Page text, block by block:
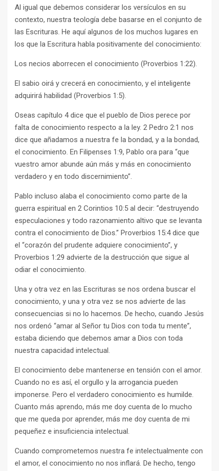
Al igual que debemos considerar los versículos en su
contexto, nuestra teología debe basarse en el conjunto de
las Escrituras. He aquí algunos de los muchos lugares en
los que la Escritura habla positivamente del conocimiento:
Los necios aborrecen el conocimiento (Proverbios 1:22).
El sabio oirá y crecerá en conocimiento, y el inteligente
adquirirá habilidad (Proverbios 1:5).
Oseas capítulo 4 dice que el pueblo de Dios perece por
falta de conocimiento respecto a la ley. 2 Pedro 2:1 nos
dice que añadamos a nuestra fe la bondad, y a la bondad,
el conocimiento. En Filipenses 1:9, Pablo ora para “que
vuestro amor abunde aún más y más en conocimiento
verdadero y en todo discernimiento”.
Pablo incluso alaba el conocimiento como parte de la
guerra espiritual en 2 Corintios 10:5 al decir: “destruyendo
especulaciones y todo razonamiento altivo que se levanta
contra el conocimiento de Dios.” Proverbios 15:4 dice que
el “corazón del prudente adquiere conocimiento”, y
Proverbios 1:29 advierte de la destrucción que sigue al
odiar el conocimiento.
Una y otra vez en las Escrituras se nos ordena buscar el
conocimiento, y una y otra vez se nos advierte de las
consecuencias si no lo hacemos. De hecho, cuando Jesús
nos ordenó “amar al Señor tu Dios con toda tu mente”,
estaba diciendo que debemos amar a Dios con toda
nuestra capacidad intelectual.
El conocimiento debe mantenerse en tensión con el amor.
Cuando no es así, el orgullo y la arrogancia pueden
imponerse. Pero el verdadero conocimiento es humilde.
Cuanto más aprendo, más me doy cuenta de lo mucho
que me queda por aprender, más me doy cuenta de mi
pequeñez e insuficiencia intelectual.
Cuando comprometemos nuestra fe intelectualmente con
el amor, el conocimiento no nos inflará. De hecho, tengo